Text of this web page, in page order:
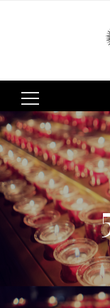
Search
for: